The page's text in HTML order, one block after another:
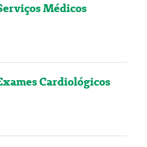
Médicos
Cardiológicos